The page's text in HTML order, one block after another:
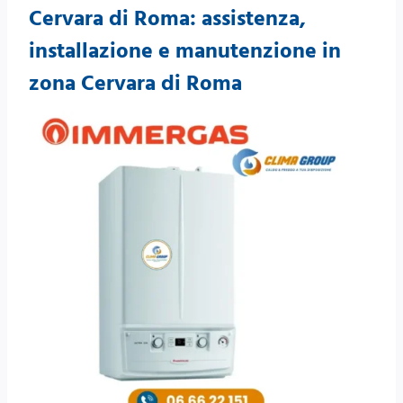
Cervara di Roma: assistenza,
installazione e manutenzione in
zona Cervara di Roma